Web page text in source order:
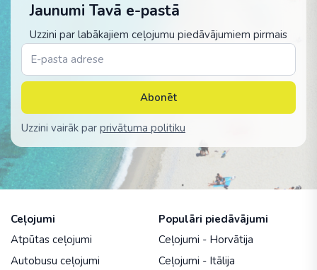
Jaunumi Tavā e-pastā
Uzzini par labākajiem ceļojumu piedāvājumiem pirmais
Abonēt
Uzzini vairāk par privātuma politiku
Ceļojumi
Atpūtas ceļojumi
Autobusu ceļojumi
Populāri piedāvājumi
Ceļojumi - Horvātija
Ceļojumi - Itālija